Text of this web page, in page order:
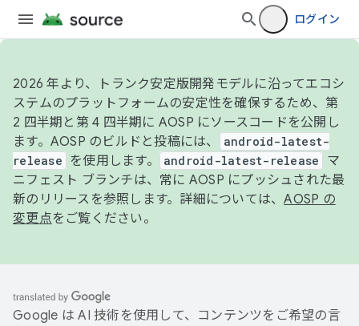
ログイン
2026 年より、トランク安定版開発モデルに沿ってエコシ
ステムのプラットフォームの安定性を確保するため、第
2 四半期と第 4 四半期に AOSP にソースコードを公開し
ます。AOSP のビルドと投稿には、
android-latest-
release
を使用します。 android-latest-release
マ
ニフェスト ブランチは、常に AOSP にプッシュされた最
新のリリースを参照します。詳細については、AOSP の
変更点をご覧ください。
Google は AI 技術を使用して、コンテンツをご希望の言